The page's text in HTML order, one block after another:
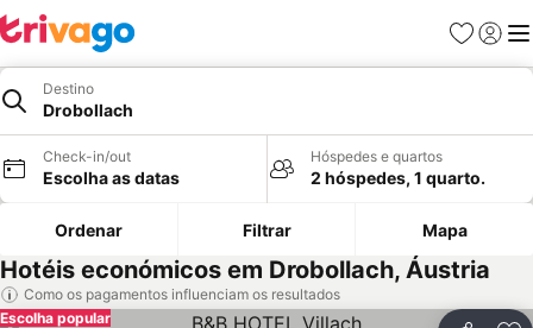
Favoritos
Iniciar
Destino
Drobollach
Check-in/out
Escolha as datas
Hóspedes e quartos
2 hóspedes, 1 quarto.
Ordenar Filtrar Mapa
Hotéis económicos em Drobollach, Áustria
Como os pagamentos influenciam os resultados
Escolha popular